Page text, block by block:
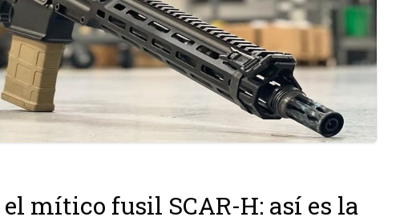
mítico fusil SCAR-H: así es la